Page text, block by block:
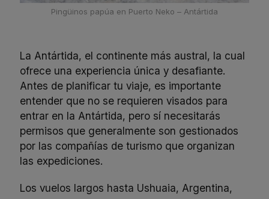
Pingüinos papúa en Puerto Neko – Antártida
La Antártida, el continente más austral, la cual
ofrece una experiencia única y desafiante.
Antes de planificar tu viaje, es importante
entender que no se requieren visados para
entrar en la Antártida, pero sí necesitarás
permisos que generalmente son gestionados
por las compañías de turismo que organizan
las expediciones.
Los vuelos largos hasta Ushuaia, Argentina,